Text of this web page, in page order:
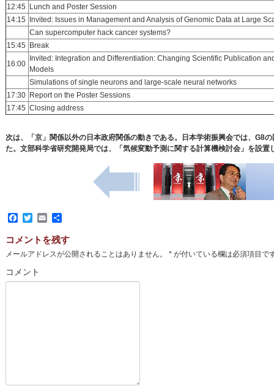
12:45
Lunch and Poster Session
14:15
Invited: Issues in Management and Analysis of Genomic Data at Large
Can supercomputer hack cancer systems?
15:45
Break
16:00
Invited: Integration and Differentiation: Changing Scientific Publication
Models
Simulations of single neurons and large-scale neural networks
17:30 Report on the Poster Sessions
17:45 Closing address
次は、「京」関係以外の日本政府関係の動きである。日本学術振興会では、
た。文部科学省研究開発局では、「気候変動予測に関する計算機検討会」を設
Facebook
TwitterEmail
共
コメントを残す
メールアドレスが公開されることはありません。 *が付いている欄は必須項目で
コメント